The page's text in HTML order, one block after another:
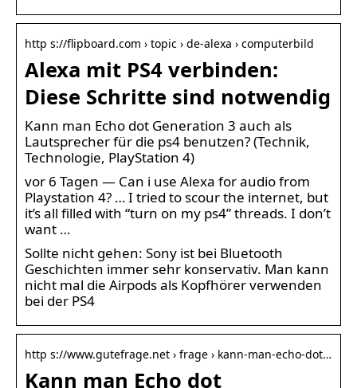
http s://flipboard.com › topic › de-alexa › computerbild
Alexa mit PS4 verbinden:
Diese Schritte sind notwendig
Kann man Echo dot Generation 3 auch als
Lautsprecher für die ps4 benutzen? (Technik,
Technologie, PlayStation 4)
vor 6 Tagen — Can i use Alexa for audio from
Playstation 4? … I tried to scour the internet, but
it’s all filled with “turn on my ps4” threads. I don’t
want …
Sollte nicht gehen: Sony ist bei Bluetooth
Geschichten immer sehr konservativ. Man kann
nicht mal die Airpods als Kopfhörer verwenden
bei der PS4
http s://www.gutefrage.net › frage › kann-man-echo-dot…
Kann man Echo dot